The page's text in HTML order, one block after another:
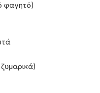
φαγητό)